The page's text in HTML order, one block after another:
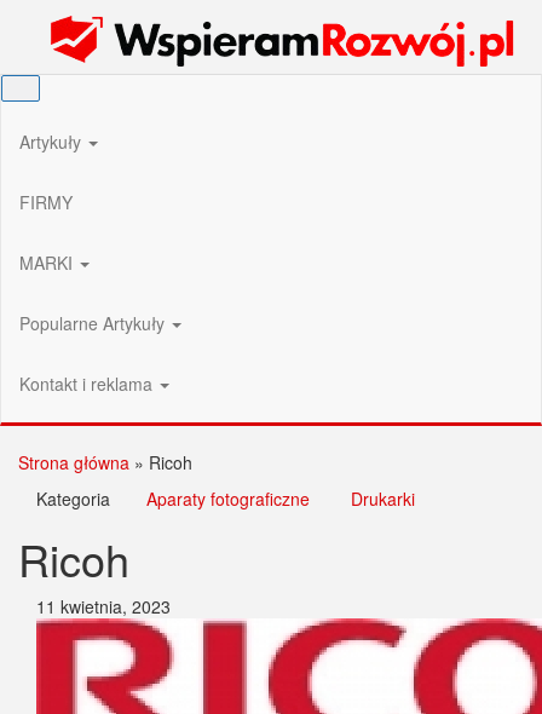
Wspieram Rozwój PL
Artykuły
FIRMY
MARKI
Popularne Artykuły
Kontakt i reklama
Strona główna » Ricoh
Kategoria
Aparaty fotograficzne Drukarki
Ricoh
11 kwietnia, 2023